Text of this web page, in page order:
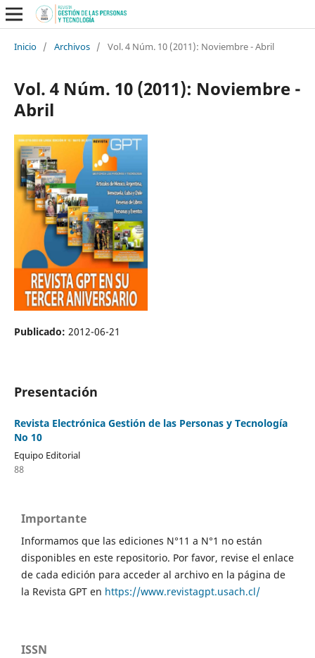
Inicio / Archivos / Vol. 4 Núm. 10 (2011): Noviembre - Abril
Vol. 4 Núm. 10 (2011): Noviembre -
Abril
Publicado: 2012-06-21
Presentación
Revista Electrónica Gestión de las Personas y Tecnología
No 10
Equipo Editorial
88
Importante
Informamos que las ediciones N°11 a N°1 no están
disponibles en este repositorio. Por favor, revise el enlace
de cada edición para acceder al archivo en la página de
la Revista GPT en https://www.revistagpt.usach.cl/
ISSN